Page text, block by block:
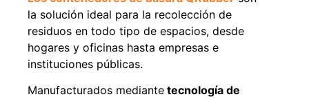
la solución ideal para la recolección de
residuos en todo tipo de espacios, desde
hogares y oficinas hasta empresas e
instituciones públicas.
Manufacturados mediante tecnología de
$1.427.544
Leer más
$1.167.990
Agregar al carrito